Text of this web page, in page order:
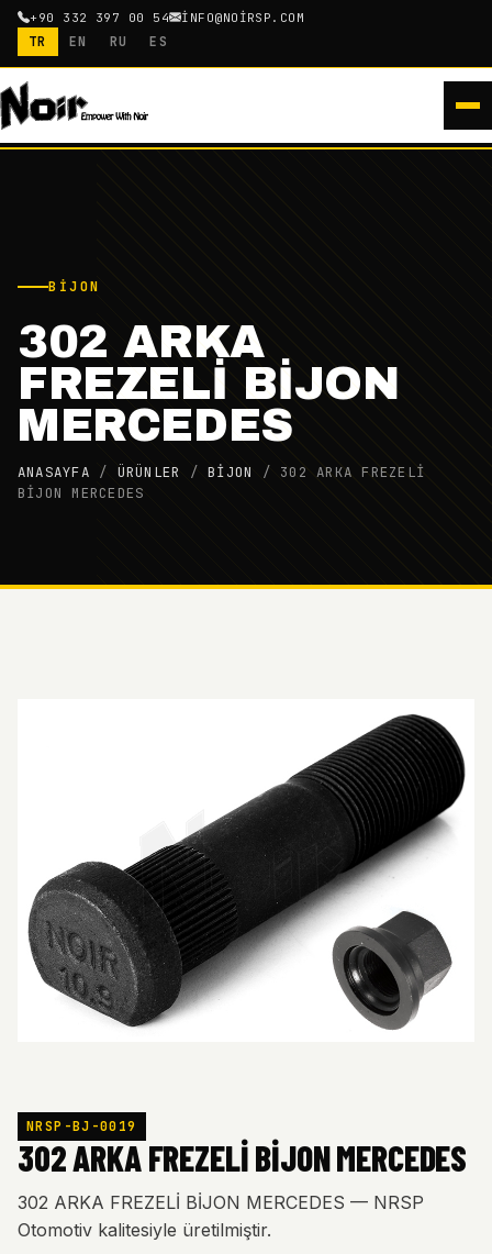
+90 332 397 00 54 INFO@NOIRSP.COM
TR EN RU ES
BIJON
302 ARKA
FREZELİ BİJON
MERCEDES
ANASAYFA / ÜRÜNLER /BIJON / 302 ARKA FREZELİ
BİJON MERCEDES
NRSP-BJ-0019
302 ARKA FREZELİ BİJON MERCEDES
302 ARKA FREZELİ BİJON MERCEDES — NRSP
Otomotiv kalitesiyle üretilmiştir.